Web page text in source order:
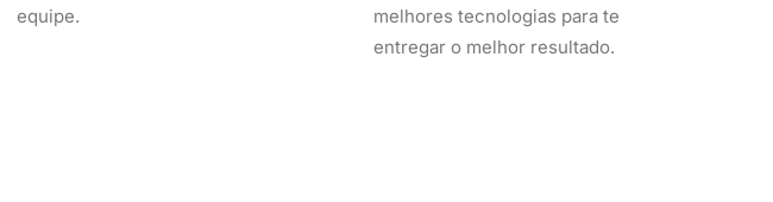
equipe.
melhores tecnologias para te
entregar o melhor resultado.